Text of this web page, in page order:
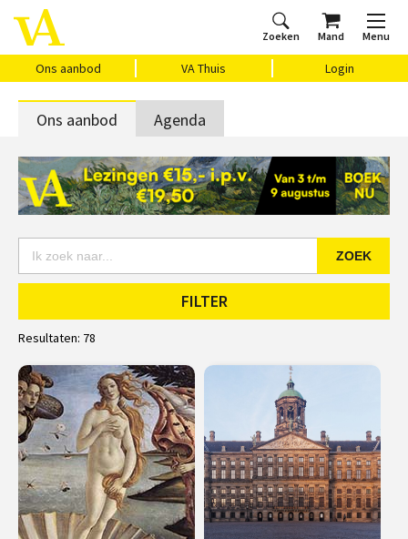
Zoeken Mand Menu
Ons aanbod VA Thuis Login
Home
Ons aanbod
Agenda
VAthuis
Over ons
Vragen?
Cadeaubon
Ons aanbod Agenda
ZOEK
FILTER
Resultaten: 78